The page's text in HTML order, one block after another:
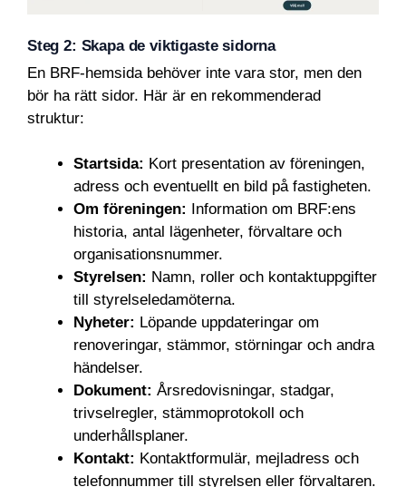
Steg 2: Skapa de viktigaste sidorna
En BRF-hemsida behöver inte vara stor, men den
bör ha rätt sidor. Här är en rekommenderad
struktur:
Startsida: Kort presentation av föreningen,
adress och eventuellt en bild på fastigheten.
Om föreningen:
Information om BRF:ens
historia, antal lägenheter, förvaltare och
organisationsnummer.
Styrelsen: Namn, roller och kontaktuppgifter
till styrelseledamöterna.
Nyheter: Löpande uppdateringar om
renoveringar, stämmor, störningar och andra
händelser.
Dokument: Årsredovisningar, stadgar,
trivselregler, stämmoprotokoll och
underhållsplaner.
Kontakt: Kontaktformulär, mejladress och
telefonnummer till styrelsen eller förvaltaren.